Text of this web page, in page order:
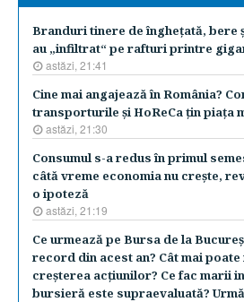
Branduri tinere de îngheţată, bere
au „infiltrat“ pe rafturi printre
astăzi, 21:41
Cine mai angajează în România?
transporturile şi HoReCa ţin piaţa
astăzi, 21:30
Consumul s-a redus în primul
câtă vreme economia nu creşte,
o ipoteză
astăzi, 21:19
Ce urmează pe Bursa de la
record din acest an? Cât mai
creşterea acţiunilor? Ce fac marii
bursieră este supraevaluată?